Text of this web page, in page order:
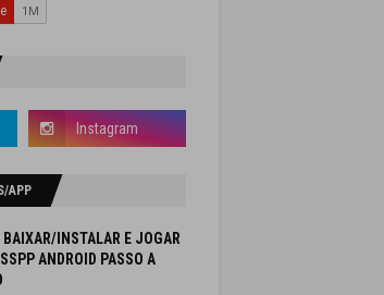
APP
BAIXAR/INSTALAR E JOGAR
ANDROID PASSO A